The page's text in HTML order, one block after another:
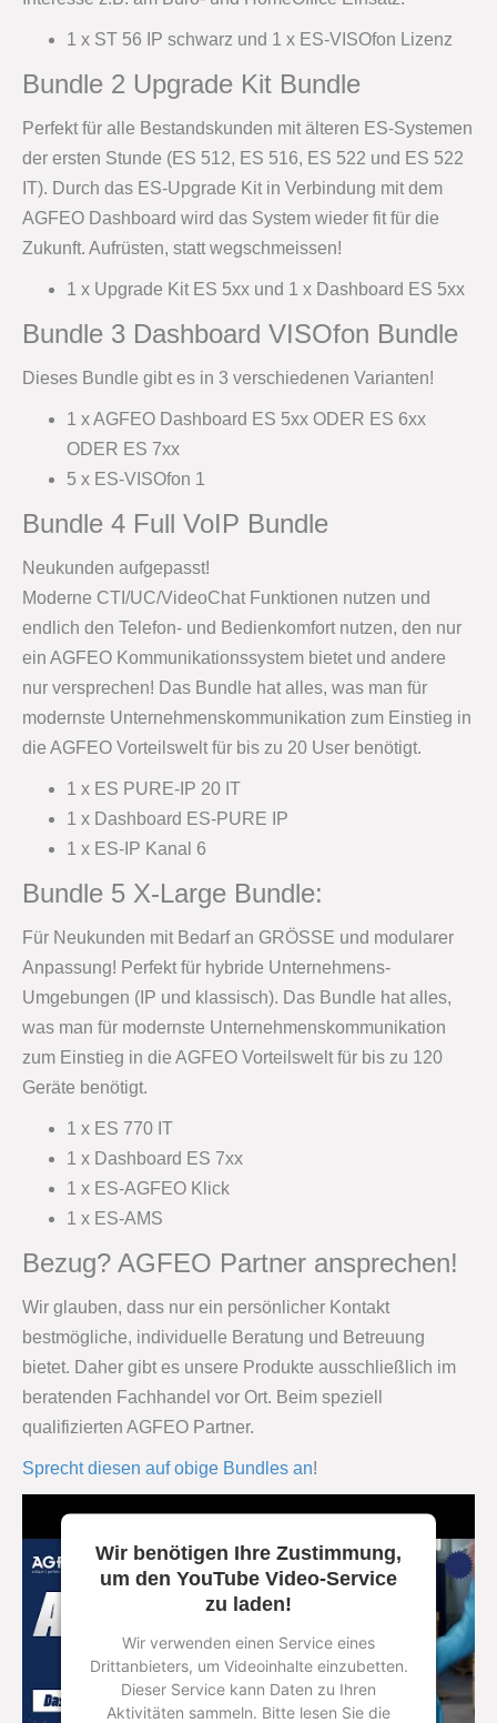
1 x ST 56 IP schwarz und 1 x ES-VISOfon Lizenz
Bundle 2 Upgrade Kit Bundle
Perfekt für alle Bestandskunden mit älteren ES-Systemen
der ersten Stunde (ES 512, ES 516, ES 522 und ES 522
IT). Durch das ES-Upgrade Kit in Verbindung mit dem
AGFEO Dashboard wird das System wieder fit für die
Zukunft. Aufrüsten, statt wegschmeissen!
1 x Upgrade Kit ES 5xx und 1 x Dashboard ES 5xx
Bundle 3 Dashboard VISOfon Bundle
Dieses Bundle gibt es in 3 verschiedenen Varianten!
1 x AGFEO Dashboard ES 5xx ODER ES 6xx
ODER ES 7xx
5 x ES-VISOfon 1
Bundle 4 Full VoIP Bundle
Neukunden aufgepasst!
Moderne CTI/UC/VideoChat Funktionen nutzen und
endlich den Telefon- und Bedienkomfort nutzen, den nur
ein AGFEO Kommunikationssystem bietet und andere
nur versprechen! Das Bundle hat alles, was man für
modernste Unternehmenskommunikation zum Einstieg in
die AGFEO Vorteilswelt für bis zu 20 User benötigt.
1 x ES PURE-IP 20 IT
1 x Dashboard ES-PURE IP
1 x ES-IP Kanal 6
Bundle 5 X-Large Bundle:
Für Neukunden mit Bedarf an GRÖSSE und modularer
Anpassung! Perfekt für hybride Unternehmens-
Umgebungen (IP und klassisch). Das Bundle hat alles,
was man für modernste Unternehmenskommunikation
zum Einstieg in die AGFEO Vorteilswelt für bis zu 120
Geräte benötigt.
1 x ES 770 IT
1 x Dashboard ES 7xx
1 x ES-AGFEO Klick
1 x ES-AMS
Bezug? AGFEO Partner ansprechen!
Wir glauben, dass nur ein persönlicher Kontakt
bestmögliche, individuelle Beratung und Betreuung
bietet. Daher gibt es unsere Produkte ausschließlich im
beratenden Fachhandel vor Ort. Beim speziell
qualifizierten AGFEO Partner.
Sprecht diesen auf obige Bundles an!
Wir benötigen Ihre Zustimmung,
um den YouTube Video-Service
zu laden!
Wir verwenden einen Service eines
Drittanbieters, um Videoinhalte einzubetten.
Dieser Service kann Daten zu Ihren
Aktivitäten sammeln. Bitte lesen Sie die